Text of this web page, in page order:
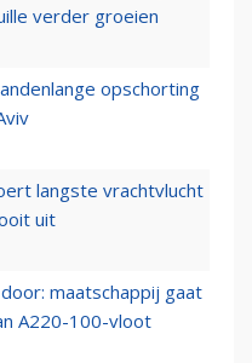
verder groeien
opschorting
langste vrachtvlucht
uit
maatschappij gaat
A220-100-vloot